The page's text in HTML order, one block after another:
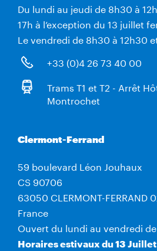
Du lundi au jeudi de 8h30 à
17h à l’exception du 13 juillet
Le vendredi de 8h30 à 12h30
+33 (0)4 26 73 40 00
Trams T1 et T2 - Arrêt
Montrochet
Clermont-Ferrand
59 boulevard Léon Jouhaux
CS 90706
63050 CLERMONT-FERRAND
France
Ouvert du lundi au vendredi de
Horaires estivaux du 13 Juillet